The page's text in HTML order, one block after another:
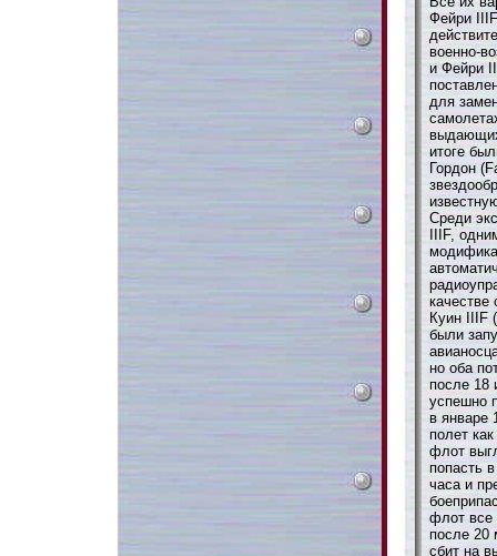
Фейри
военно-
и Фейри
для
итоге
Гордон
Среди
IIIF,
Куин IIIF
были
но оба
после 18
успешно
в январе
полет
флот
попасть
часа и
флот все
после 20
сбит на